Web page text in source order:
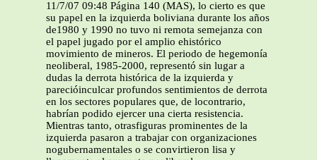
11/7/07 09:48 Página 140 (MAS), lo cierto es que
su papel en la izquierda boliviana durante los años
de1980 y 1990 no tuvo ni remota semejanza con
el papel jugado por el amplio ehistórico
movimiento de mineros. El periodo de hegemonía
neoliberal, 1985-2000, representó sin lugar a
dudas la derrota histórica de la izquierda y
parecióinculcar profundos sentimientos de derrota
en los sectores populares que, de locontrario,
habrían podido ejercer una cierta resistencia.
Mientras tanto, otrasfiguras prominentes de la
izquierda pasaron a trabajar con organizaciones
nogubernamentales o se convirtieron lisa y